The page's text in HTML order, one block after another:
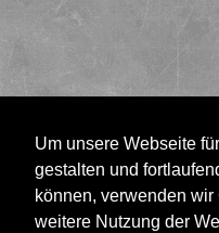
Um unsere Webseite
gestalten und
können, verwenden
weitere Nutzung der